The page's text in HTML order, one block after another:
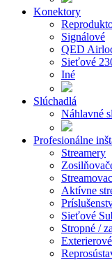
Konektory
Signálové
QED
Sieťové
Iné
Slúchadlá
Náhlavné
Profesionálne
Streamery
Aktívne
Sieťové
Stropné /